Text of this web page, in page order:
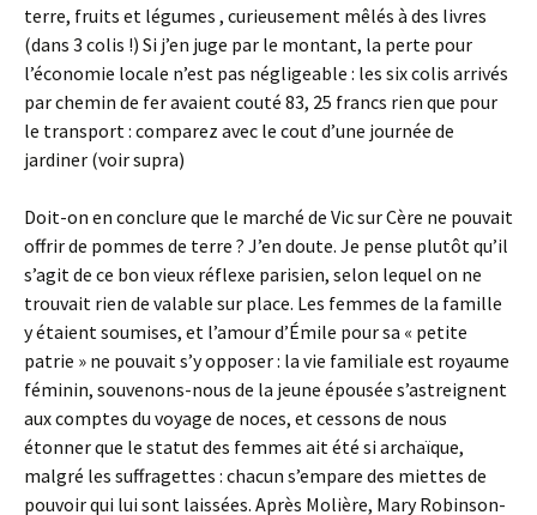
terre, fruits et légumes , curieusement mêlés à des livres
(dans 3 colis !) Si j’en juge par le montant, la perte pour
l’économie locale n’est pas négligeable : les six colis arrivés
par chemin de fer avaient couté 83, 25 francs rien que pour
le transport : comparez avec le cout d’une journée de
jardiner (voir supra)
Doit-on en conclure que le marché de Vic sur Cère ne pouvait
offrir de pommes de terre ? J’en doute. Je pense plutôt qu’il
s’agit de ce bon vieux réflexe parisien, selon lequel on ne
trouvait rien de valable sur place. Les femmes de la famille
y étaient soumises, et l’amour d’Émile pour sa « petite
patrie » ne pouvait s’y opposer : la vie familiale est royaume
féminin, souvenons-nous de la jeune épousée s’astreignent
aux comptes du voyage de noces, et cessons de nous
étonner que le statut des femmes ait été si archaïque,
malgré les suffragettes : chacun s’empare des miettes de
pouvoir qui lui sont laissées. Après Molière, Mary Robinson-